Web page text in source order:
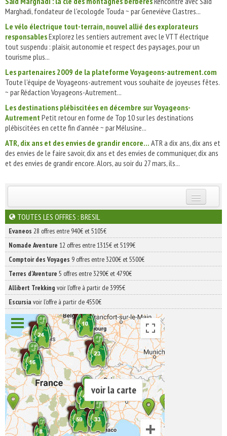
Marghadi, fondateur de l'ecologde Touda ~ par Geneviève Clastres...
Le vélo électrique tout-terrain, nouvel allié des explorateurs
responsablesExplorez les sentiers autrement avec le VTT électrique
tout suspendu : plaisir, autonomie et respect des paysages, pour un
tourisme plus...
Les partenaires 2009 de la plateforme Voyageons-autrement.com
Toute l'équipe de Voyageons-autrement vous souhaite de joyeuses fêtes.
~ par Rédaction Voyageons-Autrement...
Les destinations plébiscitées en décembre sur Voyageons-
Autrement Petit retour en forme de Top 10 sur les destinations
plébiscitées en cette fin d'année ~ par Mélusine...
ATR, dix ans et des envies de grandir encore... ATR a dix ans, dix ans et
des envies de le faire savoir, dix ans et des envies de communiquer, dix ans
et des envies de grandir encore. Alors, au soir du 27 mars, ils...
INSCRIVEZ-VOUS | ABONNEZ-VOUS
TOUTES LES OFFRES : BRESIL
Evaneos 28 offres entre 940€ et 5105€
Nomade Aventure 12 offres entre 1315€ et 5199€
Comptoir des Voyages 9 offres entre 3200€ et 5500€
Terres d'Aventure 5 offres entre 3290€ et 4790€
Allibert Trekking voir l'offre à partir de 3995€
Escursia voir l'offre à partir de 4550€
voir la carte